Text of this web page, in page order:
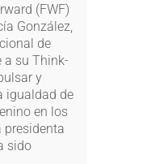
(FWF)
González,
de
a su Think-
y
igualdad de
en los
presidenta
sido